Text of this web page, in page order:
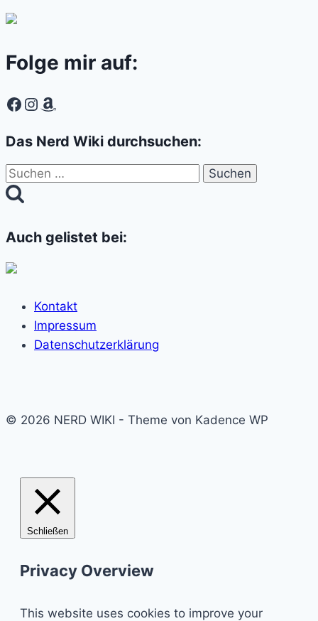
Folge mir auf:
Facebook
Instagram
Amazon
Das Nerd Wiki durchsuchen:
Suchen
nach:
Auch gelistet bei:
Kontakt
Impressum
Datenschutzerklärung
© 2026 NERD WIKI - Theme von Kadence WP
Schließen
Privacy Overview
This website uses cookies to improve your